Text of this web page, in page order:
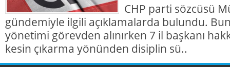
CHP parti sözcüsü
gündemiyle ilgili açıklamalarda bulundu.
yönetimi görevden alınırken 7 il başkanı
kesin çıkarma yönünden disiplin sü..